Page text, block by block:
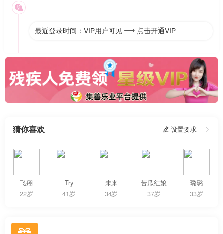

最近登录时间：VIP用户可见  点击开通VIP
猜你喜欢  设置要求 
飞翔
22岁
Try
41岁
未来
34岁
苦瓜红娘
37岁
璐璐
33岁